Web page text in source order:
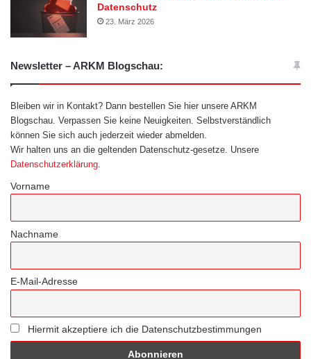
Datenschutz
23. März 2026
Newsletter – ARKM Blogschau:
Bleiben wir in Kontakt? Dann bestellen Sie hier unsere ARKM
Blogschau. Verpassen Sie keine Neuigkeiten. Selbstverständlich
können Sie sich auch jederzeit wieder abmelden.
Wir halten uns an die geltenden Datenschutz-gesetze. Unsere
Datenschutzerklärung
Vorname
Nachname
E-Mail-Adresse
Hiermit akzeptiere ich die Datenschutzbestimmungen